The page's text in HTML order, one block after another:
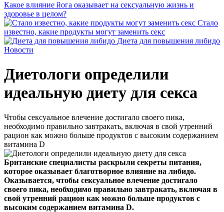
Какое влияние йога оказывает на сексуальную жизнь и
здоровье в целом?
Стало
известно, какие продукты могут заменить секс
Диета для повышения либидо
Новости
Диетологи определили
идеальную диету для секса
Чтобы сексуальное влечение достигало своего пика,
необходимо правильно завтракать, включая в свой утренний
рацион как можно больше продуктов с высоким содержанием
витамина D
Британские специалисты раскрыли секреты питания,
которое оказывает благотворное влияние на либидо.
Оказывается, чтобы сексуальное влечение достигало
своего пика, необходимо правильно завтракать, включая в
свой утренний рацион как можно больше продуктов с
высоким содержанием витамина D.